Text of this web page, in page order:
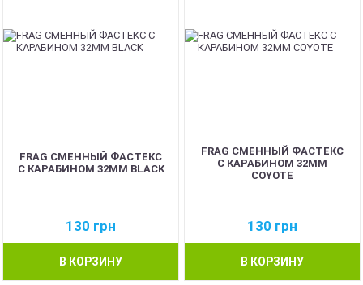
FRAG СМЕННЫЙ ФАСТЕКС
С КАРАБИНОМ 32ММ BLACK
130 грн
В КОРЗИНУ
FRAG СМЕННЫЙ ФАСТЕКС
С КАРАБИНОМ 32ММ
COYOTE
130 грн
В КОРЗИНУ